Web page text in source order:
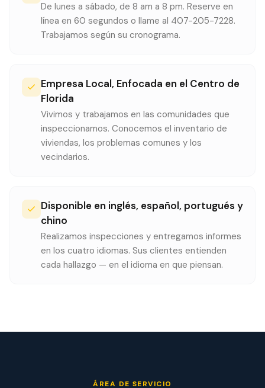
De lunes a sábado, de 8 am a 8 pm. Reserve en
línea en 60 segundos o llame al 407-205-7228.
Trabajamos según su cronograma.
Empresa Local, Enfocada en el Centro de
Florida
Vivimos y trabajamos en las comunidades que
inspeccionamos. Conocemos el inventario de
viviendas, los problemas comunes y los
vecindarios.
Disponible en inglés, español, portugués y
chino
Realizamos inspecciones y entregamos informes
en los cuatro idiomas. Sus clientes entienden
cada hallazgo — en el idioma en que piensan.
ÁREA DE SERVICIO